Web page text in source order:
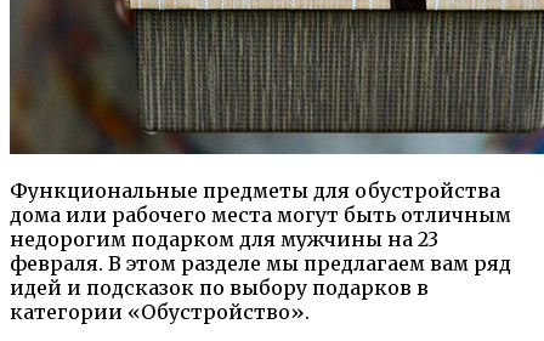
Функциональные предметы для обустройства
дома или рабочего места могут быть отличным
недорогим подарком для мужчины на 23
февраля. В этом разделе мы предлагаем вам ряд
идей и подсказок по выбору подарков в
категории «Обустройство».